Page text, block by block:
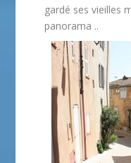
gardé ses vieilles
panorama ..